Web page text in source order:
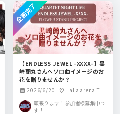
【ENDLESS JEWEL -XXXX-】黒
崎蘭丸さんへソロ曲イメージのお
花を贈りませんか？
calendar_month 2026/6/20 location_on LaLa arena TO
頑張ります！参加者様募集中で
す！
企画完了